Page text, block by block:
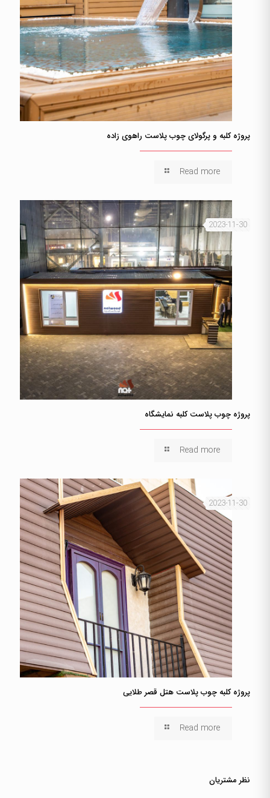
پروژه کلبه و پرگولای چوب پلاست راهوی زاده
Read more
2023-11-30
پروژه چوب پلاست کلبه نمایشگاه
Read more
2023-11-30
پروژه کلبه چوب پلاست هتل قصر طلایی
Read more
نظر مشتریان